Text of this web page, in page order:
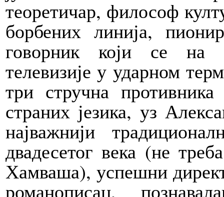
теоретичар, философ
борбених линија,
говорник који се на
телевизије у ударном
три стручна
страних језика, уз
најважнији
двадесетог века (не
Хамваша), успешни
романописац,